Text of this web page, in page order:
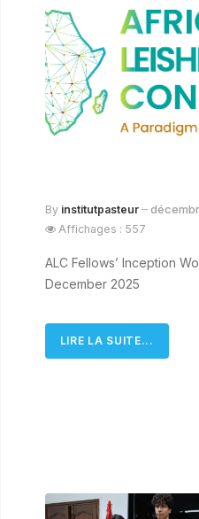
By institutpasteur
Affichages : 557
ALC Fellows’ Inception
December 2025
LIRE LA SUITE...